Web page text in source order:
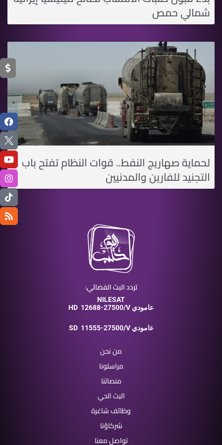
شمالي حمص
لحماية صهاريج النفط.. قوات النظام تفتح باب
التجنيد للفارين والمدنيين
تردد البث الفضائي:
NILESAT
HD
12688-27500/V عامودي
SD 11555-27500/V عامودي
من نحن
مراسلونا
منصاتنا
البث الحي
وظائف شاغرة
شركاؤنا
تواصل معنا